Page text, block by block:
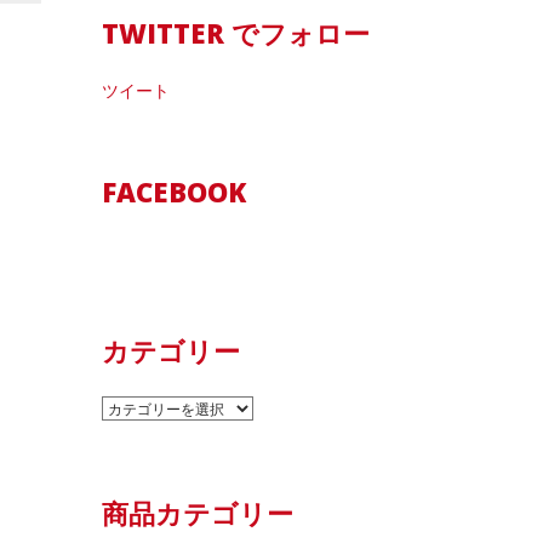
TWITTER でフォロー
ツイート
FACEBOOK
カテゴリー
カ
リ
ー
商品カテゴリー